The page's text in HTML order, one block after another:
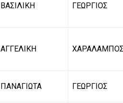
ΒΑΣΙΛΙΚΗ ΓΕΩΡΓΙΟΣ
ΑΓΓΕΛΙΚΗ
ΠΑΝΑΓΙΩΤΑ ΓΕΩΡΓΙΟΣ